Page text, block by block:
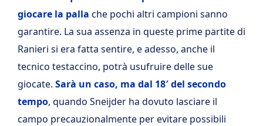
giocare la palla che pochi altri campioni sanno
garantire. La sua assenza in queste prime partite di
Ranieri si era fatta sentire, e adesso, anche il
tecnico testaccino, potrà usufruire delle sue
giocate. Sarà un caso, ma dal 18′ del secondo
tempo, quando Sneijder ha dovuto lasciare il
campo precauzionalmente per evitare possibili